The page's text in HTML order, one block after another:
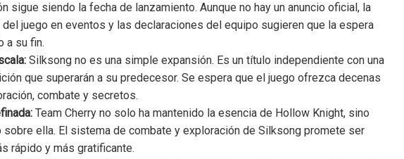
sigue siendo la fecha de lanzamiento. Aunque no hay un anuncio oficial, la
juego en eventos y las declaraciones del equipo sugieren que la espera
a su fin.
Silksong no es una simple expansión. Es un título independiente con una
que superarán a su predecesor. Se espera que el juego ofrezca decenas
combate y secretos.
Team Cherry no solo ha mantenido la esencia de Hollow Knight, sino
sobre ella. El sistema de combate y exploración de Silksong promete ser
rápido y más gratificante.